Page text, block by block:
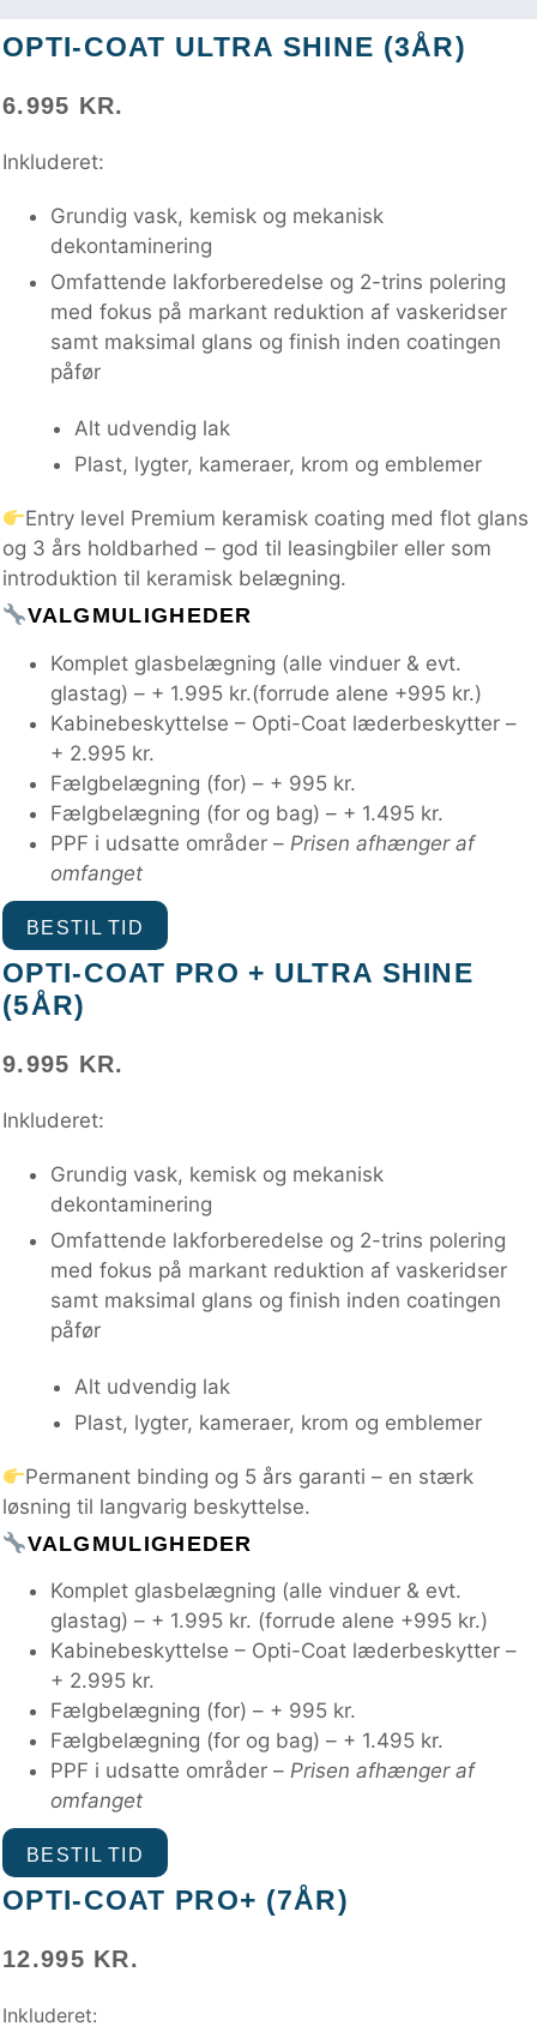
OPTI-COAT ULTRA SHINE (3ÅR)
6.995 KR.
Inkluderet:
Grundig vask, kemisk og mekanisk
dekontaminering
Omfattende lakforberedelse og 2-trins polering
med fokus på markant reduktion af vaskeridser
samt maksimal glans og finish inden coatingen
påfør
Alt udvendig lak
Plast, lygter, kameraer, krom og emblemer
Entry level Premium keramisk coating med flot glans
og 3 års holdbarhed – god til leasingbiler eller som
introduktion til keramisk belægning.
VALGMULIGHEDER
Komplet glasbelægning (alle vinduer & evt.
glastag) – + 1.995 kr.(forrude alene +995 kr.)
Kabinebeskyttelse – Opti-Coat læderbeskytter –
+ 2.995 kr.
Fælgbelægning (for) – + 995 kr.
Fælgbelægning (for og bag) – + 1.495 kr.
PPF i udsatte områder – Prisen afhænger af
omfanget
BESTIL TID
OPTI-COAT PRO + ULTRA SHINE
(5ÅR)
9.995 KR.
Inkluderet:
Grundig vask, kemisk og mekanisk
dekontaminering
Omfattende lakforberedelse og 2-trins polering
med fokus på markant reduktion af vaskeridser
samt maksimal glans og finish inden coatingen
påfør
Alt udvendig lak
Plast, lygter, kameraer, krom og emblemer
Permanent binding og 5 års garanti – en stærk
løsning til langvarig beskyttelse.
VALGMULIGHEDER
Komplet glasbelægning (alle vinduer & evt.
glastag) – + 1.995 kr. (forrude alene +995 kr.)
Kabinebeskyttelse – Opti-Coat læderbeskytter –
+ 2.995 kr.
Fælgbelægning (for) – + 995 kr.
Fælgbelægning (for og bag) – + 1.495 kr.
PPF i udsatte områder – Prisen afhænger af
omfanget
BESTIL TID
OPTI-COAT PRO+ (7ÅR)
12.995 KR.
Inkluderet: